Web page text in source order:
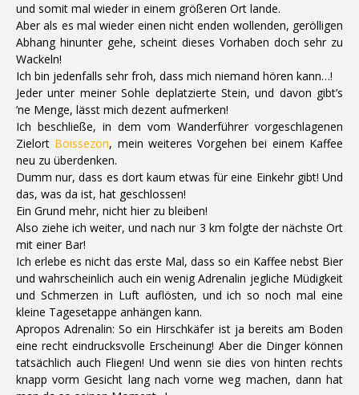
und somit mal wieder in einem größeren Ort lande.
Aber als es mal wieder einen nicht enden wollenden, gerölligen
Abhang hinunter gehe, scheint dieses Vorhaben doch sehr zu
Wackeln!
Ich bin jedenfalls sehr froh, dass mich niemand hören kann…!
Jeder unter meiner Sohle deplatzierte Stein, und davon gibt’s
’ne Menge, lässt mich dezent aufmerken!
Ich beschließe, in dem vom Wanderführer vorgeschlagenen
Zielort Boissezon, mein weiteres Vorgehen bei einem Kaffee
neu zu überdenken.
Dumm nur, dass es dort kaum etwas für eine Einkehr gibt! Und
das, was da ist, hat geschlossen!
Ein Grund mehr, nicht hier zu bleiben!
Also ziehe ich weiter, und nach nur 3 km folgte der nächste Ort
mit einer Bar!
Ich erlebe es nicht das erste Mal, dass so ein Kaffee nebst Bier
und wahrscheinlich auch ein wenig Adrenalin jegliche Müdigkeit
und Schmerzen in Luft auflösten, und ich so noch mal eine
kleine Tagesetappe anhängen kann.
Apropos Adrenalin: So ein Hirschkäfer ist ja bereits am Boden
eine recht eindrucksvolle Erscheinung! Aber die Dinger können
tatsächlich auch Fliegen! Und wenn sie dies von hinten rechts
knapp vorm Gesicht lang nach vorne weg machen, dann hat